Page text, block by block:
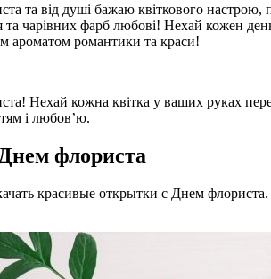
та від душі бажаю квіткового
чарівних фарб любові! Нехай кожен
ароматом романтики та краси!
Нехай кожна квітка у ваших руках
і любов’ю.
флориста
красивые открытки с Днем